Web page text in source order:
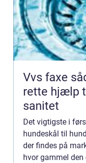
Vvs faxe sådan finder du den
rette hjælp
sanitet
Det vigtigste i
hundeskål til
der findes på
hvor gammel den